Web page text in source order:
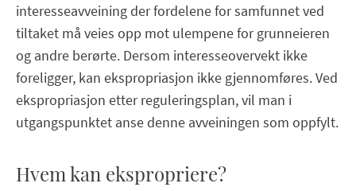
interesseavveining der fordelene for samfunnet ved
tiltaket må veies opp mot ulempene for grunneieren
og andre berørte. Dersom interesseovervekt ikke
foreligger, kan ekspropriasjon ikke gjennomføres. Ved
ekspropriasjon etter reguleringsplan, vil man i
utgangspunktet anse denne avveiningen som oppfylt.
Hvem kan ekspropriere?